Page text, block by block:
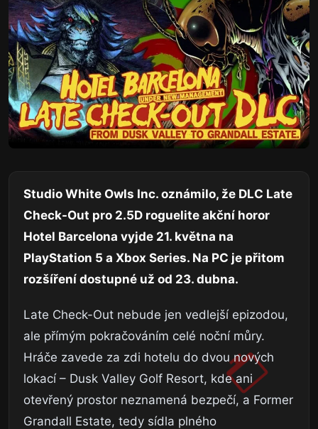
Studio White Owls Inc. oznámilo, že DLC Late
Check-Out pro 2.5D roguelite akční horor
Hotel Barcelona vyjde 21. května na
PlayStation 5 a Xbox Series. Na PC je přitom
rozšíření dostupné už od 23. dubna.
Late Check-Out nebude jen vedlejší epizodou,
ale přímým pokračováním celé noční můry.
Hráče zavede za zdi hotelu do dvou nových
lokací – Dusk Valley Golf Resort, kde ani
otevřený prostor neznamená bezpečí, a Former
Grandall Estate, tedy sídla plného